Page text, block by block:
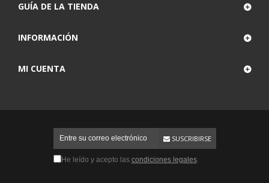
GUÍA DE LA TIENDA
INFORMACIÓN
MI CUENTA
SUSCRIBIRSE
He leído y acepto las condiciones legales.